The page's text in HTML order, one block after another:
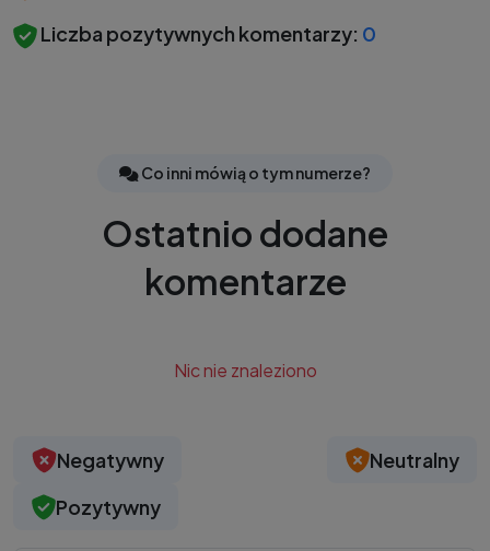
Liczba pozytywnych komentarzy: 0
Co inni mówią o tym numerze?
Ostatnio dodane
komentarze
Nic nie znaleziono
Negatywny
Neutralny
Pozytywny